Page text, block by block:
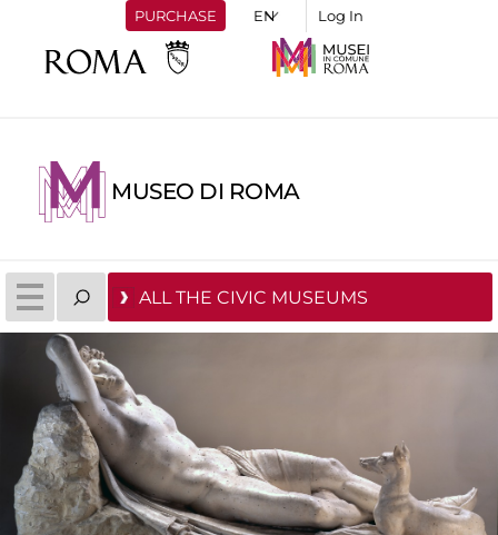
PURCHASE Log In
MUSEO DI ROMA
ALL THE CIVIC MUSEUMS